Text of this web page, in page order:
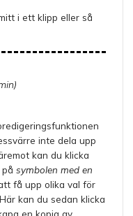
i ett klipp eller så
inte dela upp
kan du klicka
symbolen med en
få upp olika val för
kan du sedan klicka